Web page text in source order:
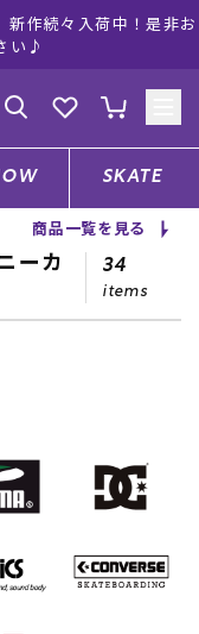
作続々入荷中！是非お
い♪
会員登録
SKATE
商品一覧を見る
ーカ
34
items